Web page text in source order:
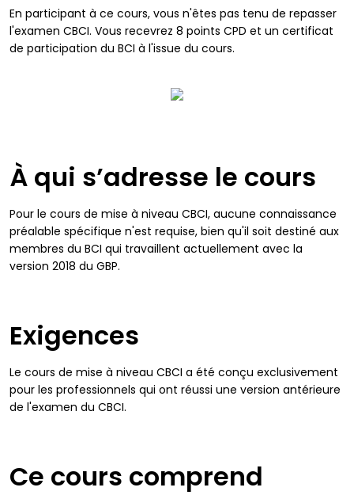
En participant à ce cours, vous n'êtes pas tenu de repasser
l'examen CBCI. Vous recevrez 8 points CPD et un certificat
de participation du BCI à l'issue du cours.
À qui s’adresse le cours
Pour le cours de mise à niveau CBCI, aucune connaissance
préalable spécifique n'est requise, bien qu'il soit destiné aux
membres du BCI qui travaillent actuellement avec la
version 2018 du GBP.
Exigences
Le cours de mise à niveau CBCI a été conçu exclusivement
pour les professionnels qui ont réussi une version antérieure
de l'examen du CBCI.
Ce cours comprend